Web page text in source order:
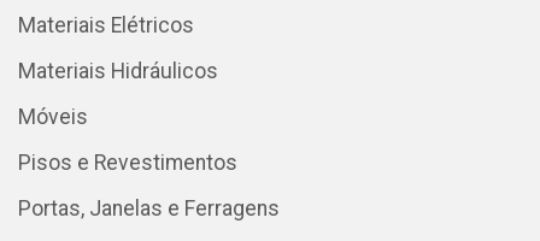
Materiais Elétricos
Materiais Hidráulicos
Móveis
Pisos e Revestimentos
Portas, Janelas e Ferragens